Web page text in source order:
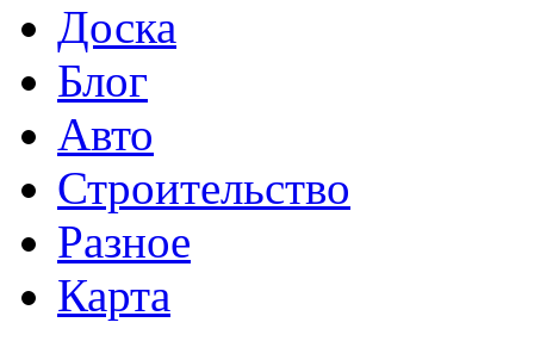
Доска
Блог
Авто
Строительство
Разное
Карта